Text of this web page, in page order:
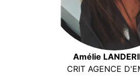
Amélie
CRIT AGENCE